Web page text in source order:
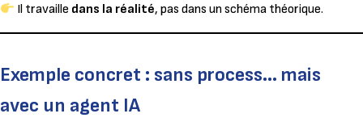
Il travaille dans la réalité, pas dans un schéma théorique.
Exemple concret : sans process… mais
avec un agent IA